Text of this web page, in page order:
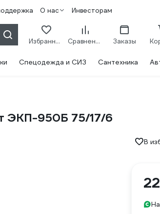
О нас Инвесторам
Избранное Сравнение Заказы
Спецодежда и СИЗ Сантехника
ЭКП-950Б 75/17/6
В